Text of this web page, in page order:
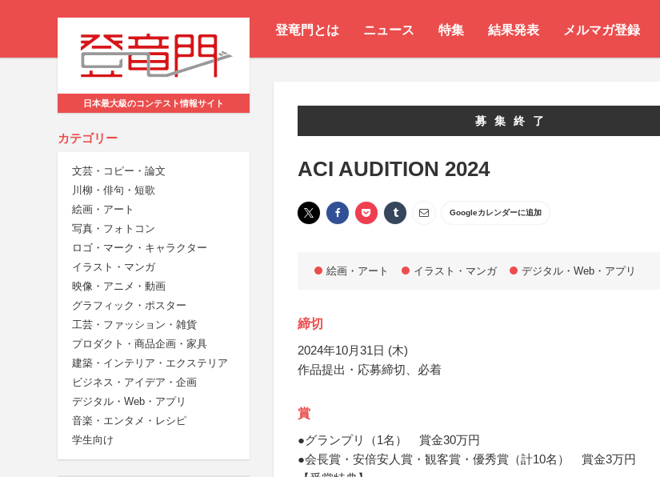
登竜門とは ニュース 特集 結果発表 メルマガ登録
日本最大級のコンテスト情報サイト
カテゴリー
文芸・コピー・論文
川柳・俳句・短歌
絵画・アート
写真・フォトコン
ロゴ・マーク・キャラクター
イラスト・マンガ
映像・アニメ・動画
グラフィック・ポスター
工芸・ファッション・雑貨
プロダクト・商品企画・家具
建築・インテリア・エクステリア
ビジネス・アイデア・企画
デジタル・Web・アプリ
音楽・エンタメ・レシピ
学生向け
募集終了
ACI AUDITION 2024
Googleカレンダーに追加
絵画・アート イラスト・マンガ デジタル・Web・アプリ
締切
2024年10月31日 (木)
作品提出・応募締切、必着
賞
●グランプリ（1名） 賞金30万円
●会長賞・安倍安人賞・観客賞・優秀賞（計10名） 賞金3万円